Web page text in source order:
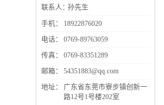
联系人：孙先生
手机： 18922876020
电话： 0769-89763059
传真： 0769-83351289
邮箱： 54351883@qq.com
地址：
广东省东莞市寮步镇创新一
路12号1号楼202室